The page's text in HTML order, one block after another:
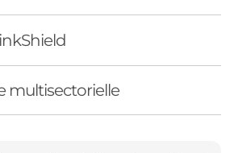
multisectorielle